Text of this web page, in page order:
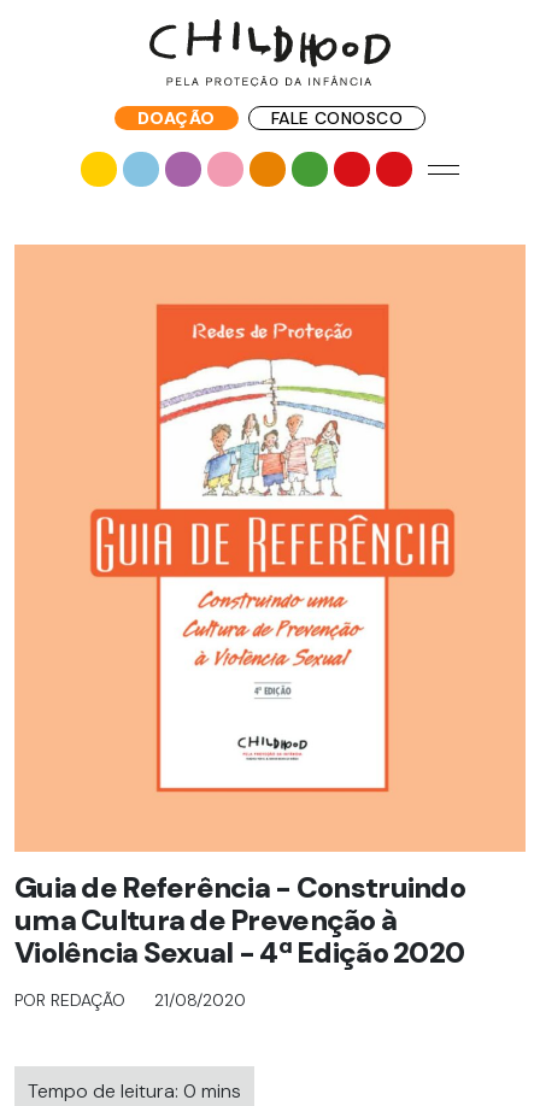
DOAÇÃO FALE CONOSCO
Guia de Referência - Construindo
uma Cultura de Prevenção à
Violência Sexual - 4ª Edição 2020
POR REDAÇÃO 21/08/2020
Tempo de leitura: 0 mins